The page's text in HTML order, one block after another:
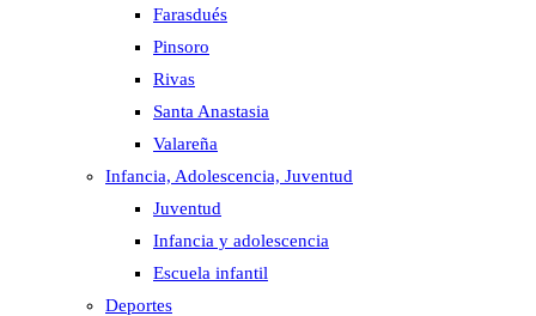
Farasdués
Pinsoro
Rivas
Santa Anastasia
Valareña
Infancia, Adolescencia, Juventud
Juventud
Infancia y adolescencia
Escuela infantil
Deportes